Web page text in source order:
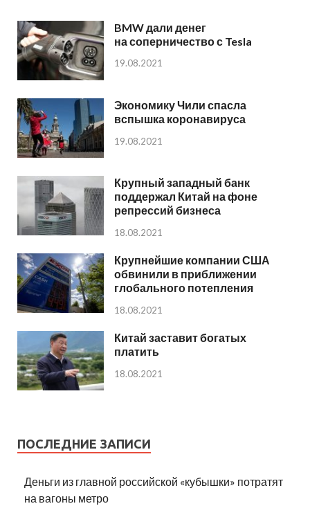
BMW дали денег
на соперничество с Tesla
19.08.2021
Экономику Чили спасла
вспышка коронавируса
19.08.2021
Крупный западный банк
поддержал Китай на фоне
репрессий бизнеса
18.08.2021
Крупнейшие компании США
обвинили в приближении
глобального потепления
18.08.2021
Китай заставит богатых
платить
18.08.2021
ПОСЛЕДНИЕ ЗАПИСИ
Деньги из главной российской «кубышки» потратят
на вагоны метро